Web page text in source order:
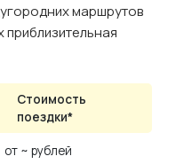
маршрутов
приблизительная
Стоимость
поездки*
от ~ рублей